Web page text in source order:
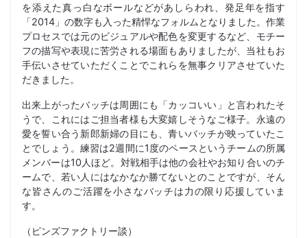
を添えた真っ白なボールなどがあしらわれ、発足年を指す
「2014」の数字も入った精悍なフォルムとなりました。作業
プロセスでは元のビジュアルや配色を変更するなど、モチー
フの描写や表現に苦労される場面もありましたが、当社もお
手伝いさせていただくことでこれらを無事クリアさせていた
だきました。
出来上がったバッチは周囲にも「カッコいい」と言われたそ
うで、これにはご担当者様も大変嬉しそうなご様子。永遠の
愛を誓い合う新郎新婦の目にも、青いバッチが映っていたこ
とでしょう。練習は2週間に1度のペースというチームの所属
メンバーは10人ほど。対戦相手は他の会社やお知り合いのチ
ームで、若い人にはなかなか勝てないとのことですが、そん
な皆さんのご活躍を小さなバッチは力の限り応援していま
す。
（ピンズファクトリー談）